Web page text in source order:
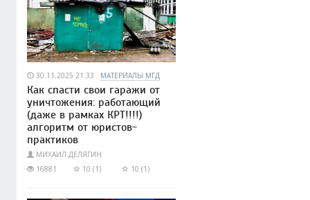
30.11.2025 21:33 МАТЕРИАЛЫ МГД
Как спасти свои гаражи от
уничтожения: работающий
(даже в рамках КРТ!!!!)
алгоритм от юристов-
практиков
МИХАИЛ ДЕЛЯГИН
16881
10 (1) 10 (1)